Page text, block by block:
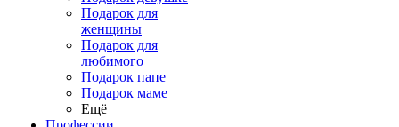
Подарок для
женщины
Подарок для
любимого
Подарок папе
Подарок маме
Ещё